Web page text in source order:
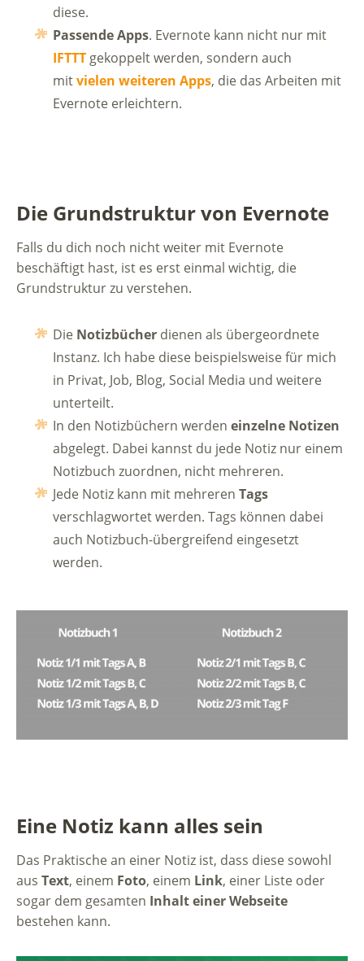
diese.
Passende Apps. Evernote kann nicht nur mit
IFTTT gekoppelt werden, sondern auch
mitvielen weiteren Apps, die das Arbeiten mit
Evernote erleichtern.
Die Grundstruktur von Evernote
Falls du dich noch nicht weiter mit Evernote
beschäftigt hast, ist es erst einmal wichtig, die
Grundstruktur zu verstehen.
Die Notizbücher dienen als übergeordnete
Instanz. Ich habe diese beispielsweise für mich
in Privat, Job, Blog, Social Media und weitere
unterteilt.
In den Notizbüchern werden einzelne Notizen
abgelegt. Dabei kannst du jede Notiz nur einem
Notizbuch zuordnen, nicht mehreren.
Jede Notiz kann mit mehreren Tags
verschlagwortet werden. Tags können dabei
auch Notizbuch-übergreifend eingesetzt
werden.
Eine Notiz kann alles sein
Das Praktische an einer Notiz ist, dass diese sowohl
aus Text, einem Foto, einem Link, einer Liste oder
sogar dem gesamten Inhalt einer Webseite
bestehen kann.